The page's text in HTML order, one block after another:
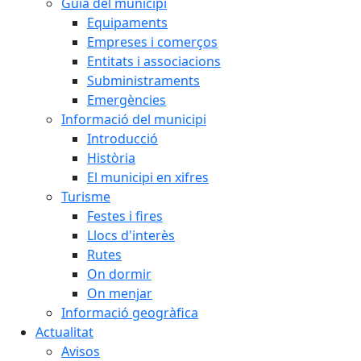
Equipaments
Empreses i comerços
Entitats i associacions
Subministraments
Emergències
Informació del municipi
Introducció
Història
El municipi en xifres
Turisme
Festes i fires
Llocs d'interès
Rutes
On dormir
On menjar
Informació geogràfica
Actualitat
Avisos